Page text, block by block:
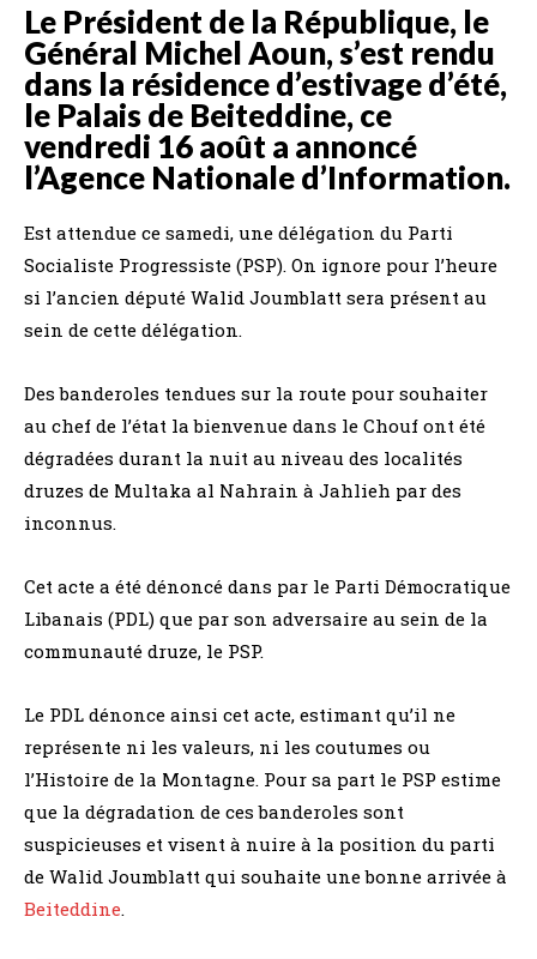
Le Président de la République, le
Général Michel Aoun, s’est rendu
dans la résidence d’estivage d’été,
le Palais de Beiteddine, ce
vendredi 16 août a annoncé
l’Agence Nationale d’Information.
Est attendue ce samedi, une délégation du Parti
Socialiste Progressiste (PSP). On ignore pour l’heure
si l’ancien député Walid Joumblatt sera présent au
sein de cette délégation.
Des banderoles tendues sur la route pour souhaiter
au chef de l’état la bienvenue dans le Chouf ont été
dégradées durant la nuit au niveau des localités
druzes de Multaka al Nahrain à Jahlieh par des
inconnus.
Cet acte a été dénoncé dans par le Parti Démocratique
Libanais (PDL) que par son adversaire au sein de la
communauté druze, le PSP.
Le PDL dénonce ainsi cet acte, estimant qu’il ne
représente ni les valeurs, ni les coutumes ou
l’Histoire de la Montagne. Pour sa part le PSP estime
que la dégradation de ces banderoles sont
suspicieuses et visent à nuire à la position du parti
de Walid Joumblatt qui souhaite une bonne arrivée à
Beiteddine.